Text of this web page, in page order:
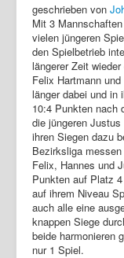
Berichte
Bilder
Links
Sonstiges
Archiv
Login
geschrieben von
Mit 3
vielen jüngeren
den Spielbetrieb
längerer Zeit
Felix Hartmann
länger dabei und in
10:4 Punkten nach
die jüngeren
ihren Siegen dazu
Bezirksliga
Felix, Hannes und
Punkten auf Platz
auf ihrem Niveau
auch alle eine
knappen Siege
beide harmonieren
nur 1 Spiel.